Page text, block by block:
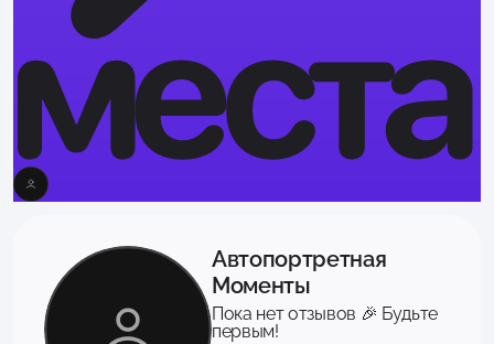
Автопортретная
Моменты
Пока нет отзывов 🎉 Будьте
первым!